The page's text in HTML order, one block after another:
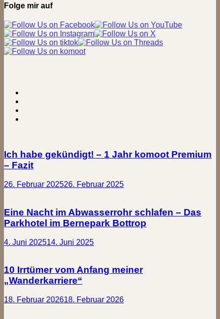
Folge mir auf
Ich habe gekündigt! – 1 Jahr komoot Premium
– Fazit
26. Februar 202526. Februar 2025
Eine Nacht im Abwasserrohr schlafen – Das
Parkhotel im Bernepark Bottrop
4. Juni 202514. Juni 2025
10 Irrtümer vom Anfang meiner
„Wanderkarriere“
18. Februar 202618. Februar 2026